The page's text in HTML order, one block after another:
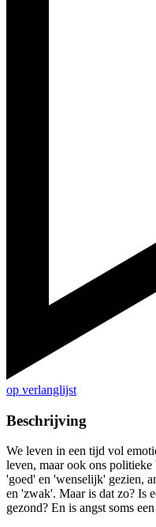
op verlanglijst
Beschrijving
We leven in een tijd vol
leven, maar ook ons
'goed' en 'wenselijk' gezien,
en 'zwak'. Maar is dat zo? Is
gezond? En is angst soms